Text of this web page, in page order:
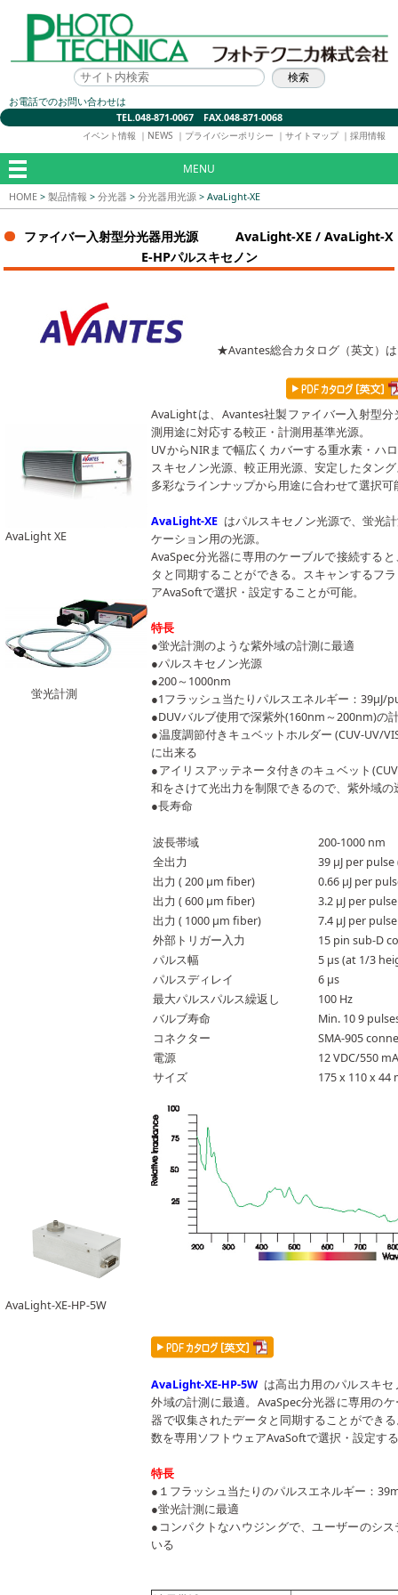
お電話でのお問い合わせは
TEL.048-871-0067 FAX.048-871-0068
イベント情報 ｜ NEWS ｜ プライバシーポリシー ｜ サイトマップ ｜ 採用情報
MENU
HOME > 製品情報 > 分光器 > 分光器用光源 > AvaLight-XE
ファイバー入射型分光器用光源 AvaLight-XE / AvaLight-X
E-HPパルスキセノン
★Avantes総合カタログ（英文）は
AvaLight XE
蛍光計測
AvaLight-XE-HP-5W
AvaLightは、Avantes社製ファイバー入射型
測用途に対応する較正・計測用基準光源。
UVからNIRまで幅広くカバーする重水素・ハ
スキセノン光源、較正用光源、安定したタン
多彩なラインナップから用途に合わせて選択可
AvaLight-XE はパルスキセノン光源で、蛍光
ケーション用の光源。
AvaSpec分光器に専用のケーブルで接続する
タと同期することができる。スキャンするフ
アAvaSoftで選択・設定することが可能。
特長
●蛍光計測のような紫外域の計測に最適
●パルスキセノン光源
●200～1000nm
●1フラッシュ当たりパルスエネルギー：39μJ/
●DUVバルブ使用で深紫外(160nm～200nm)の
●温度調節付きキュベットホルダー (CUV-UV/
に出来る
●アイリスアッテネータ付きのキュベット
和をさけて光出力を制限できるので、紫外域
●長寿命
波長帯域
200-1000 nm
全出力
39 µJ per
出力 ( 200 µm fiber)
0.66 µJ per
出力 ( 600 µm fiber)
3.2 µJ per
出力 ( 1000 µm fiber)
7.4 µJ per
外部トリガー入力
15 pin sub-D
パルス幅
5 µs (at 1/3
パルスディレイ
6 µs
最大パルスパルス繰返し
100 Hz
バルブ寿命
Min. 10 9
コネクター
SMA-905
電源
12 VDC/550
サイズ
175 x 110 x 44
AvaLight-XE-HP-5W は高出力用のパルスキ
外域の計測に最適。AvaSpec分光器に専用の
器で収集されたデータと同期することができ
数を専用ソフトウェアAvaSoftで選択・設定す
特長
●１フラッシュ当たりのパルスエネルギー：
●蛍光計測に最適
●コンパクトなハウジングで、ユーザーのシ
いる